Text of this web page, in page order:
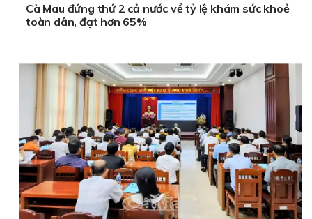
Cà Mau đứng thứ 2 cả nước về tỷ lệ khám sức khoẻ
toàn dân, đạt hơn 65%